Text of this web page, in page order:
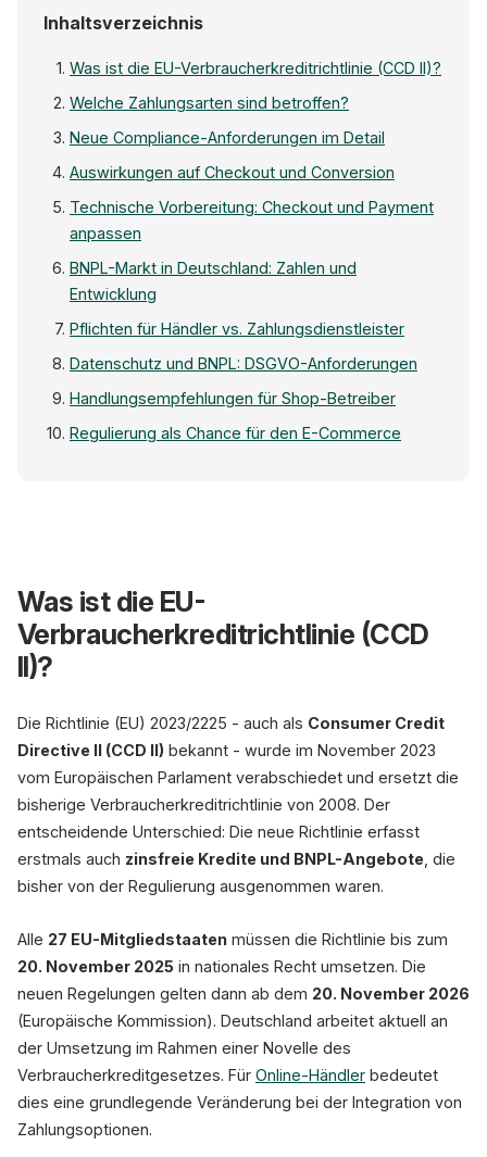
Inhaltsverzeichnis
Was ist die EU-Verbraucherkreditrichtlinie (CCD II)?
Welche Zahlungsarten sind betroffen?
Neue Compliance-Anforderungen im Detail
Auswirkungen auf Checkout und Conversion
Technische Vorbereitung: Checkout und Payment
anpassen
BNPL-Markt in Deutschland: Zahlen und
Entwicklung
Pflichten für Händler vs. Zahlungsdienstleister
Datenschutz und BNPL: DSGVO-Anforderungen
Handlungsempfehlungen für Shop-Betreiber
Regulierung als Chance für den E-Commerce
BNPL (neu!)
Was ist die EU-
Verbraucherkreditrichtlinie (CCD
II)?
Die Richtlinie (EU) 2023/2225 - auch als Consumer Credit
Directive II (CCD II) bekannt - wurde im November 2023
vom Europäischen Parlament verabschiedet und ersetzt die
bisherige Verbraucherkreditrichtlinie von 2008. Der
entscheidende Unterschied: Die neue Richtlinie erfasst
erstmals auch zinsfreie Kredite und BNPL-Angebote , die
bisher von der Regulierung ausgenommen waren.
Alle 27 EU-Mitgliedstaaten müssen die Richtlinie bis zum
20. November 2025 in nationales Recht umsetzen. Die
neuen Regelungen gelten dann ab dem 20. November 2026
(Europäische Kommission). Deutschland arbeitet aktuell an
der Umsetzung im Rahmen einer Novelle des
Verbraucherkreditgesetzes. Für Online-Händler bedeutet
dies eine grundlegende Veränderung bei der Integration von
Zahlungsoptionen.